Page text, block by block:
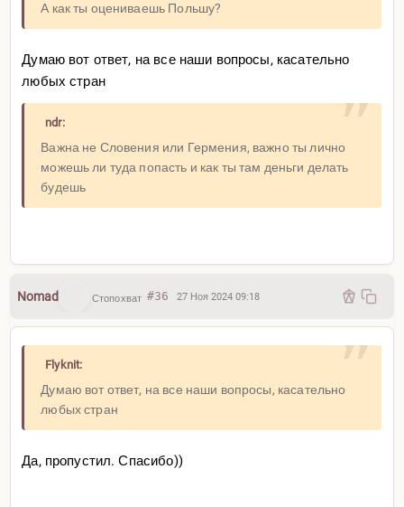
А как ты оцениваешь Польшу?
Думаю вот ответ, на все наши вопросы, касательно
любых стран
ndr:
Важна не Словения или Гермения, важно ты лично
можешь ли туда попасть и как ты там деньги делать
будешь
Nomad Стопохват #36 27 Ноя 2024 09:18
Flyknit:
Думаю вот ответ, на все наши вопросы, касательно
любых стран
Да, пропустил. Спасибо))